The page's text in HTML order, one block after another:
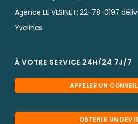
Agence LE VESINET: 22-78-0197
Yvelines
À VOTRE SERVICE 24H/24 7J/7
APPELER UN
OBTENIR UN DEVIS